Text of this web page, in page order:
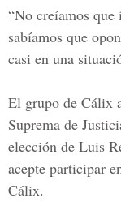
“No creíamos que
sabíamos que
casi en una
El grupo de Cálix
Suprema de
elección de Luis
acepte participar
Cálix.